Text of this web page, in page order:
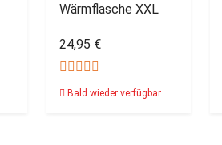
Wärmflasche XXL
24,95 €
Bald wieder verfügbar